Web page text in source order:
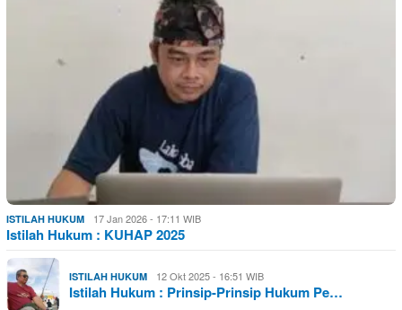
ISTILAH HUKUM 17 Jan 2026 - 17:11 WIB
Istilah Hukum : KUHAP 2025
ISTILAH HUKUM 12 Okt 2025 - 16:51 WIB
Istilah Hukum : Prinsip-Prinsip Hukum Pe…